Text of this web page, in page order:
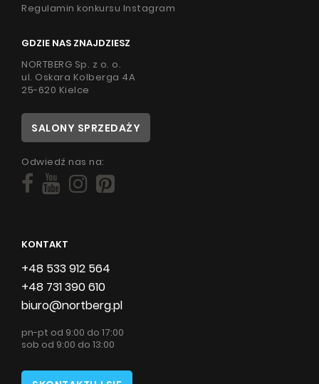
Regulamin konkursu Instagram
GDZIE NAS ZNAJDZIESZ
NORTBERG Sp. z o. o.
ul. Oskara Kolberga 4A
25-620 Kielce
SALONY SPRZEDAŻY
Odwiedź nas na:
KONTAKT
+48 533 912 564
+48 731 390 610
biuro@nortberg.pl
pn-pt od 9:00 do 17:00
sob od 9:00 do 13:00